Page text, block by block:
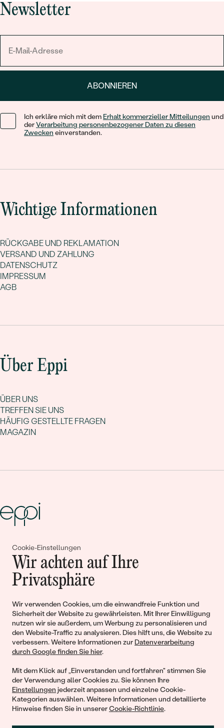
Cookie-Einstellungen
Wir achten auf Ihre
Privatsphäre
Wir verwenden Cookies, um die einwandfreie Funktion und
Sicherheit der Website zu gewährleisten. Mit Ihrer Einwilligung
nutzen wir sie außerdem, um Werbung zu personalisieren und
den Website-Traffic zu analysieren. Dies hilft uns, die Website zu
verbessern. Weitere Informationen zur Datenverarbeitung
durch Google finden Sie hier.
Mit dem Klick auf „Einverstanden und fortfahren" stimmen Sie
der Verwendung aller Cookies zu. Sie können Ihre
Einstellungen jederzeit anpassen und einzelne Cookie-
Kategorien auswählen. Weitere Informationen und detaillierte
Hinweise finden Sie in unsererCookie-Richtlinie.
Newsletter
ABONNIEREN
Ich erkläre mich mit dem Erhalt kommerzieller Mitteilungen und
derVerarbeitung personenbezogener Daten zu diesen
Zwecken einverstanden.
Wichtige Informationen
RÜCKGABE UND REKLAMATION
VERSAND UND ZAHLUNG
DATENSCHUTZ
IMPRESSUM
AGB
Über Eppi
ÜBER UNS
TREFFEN SIE UNS
HÄUFIG GESTELLTE FRAGEN
MAGAZIN
Gemeinsam erschaffen wir
Geschichten von Schönheit und
Liebe
Begleiten Sie uns!
© 2011 - 2026, Eppi.de